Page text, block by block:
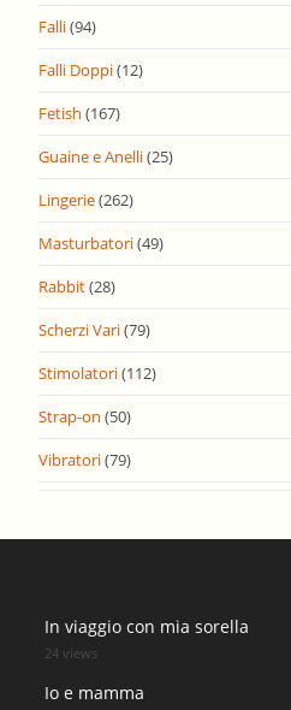
Falli(94)
Falli Doppi(12)
Fetish (167)
Guaine e Anelli(25)
Lingerie(262)
Masturbatori(49)
Rabbit(28)
Scherzi Vari(79)
Stimolatori(112)
Strap-on (50)
Vibratori(79)
In viaggio con mia sorella
24 views
Io e mamma